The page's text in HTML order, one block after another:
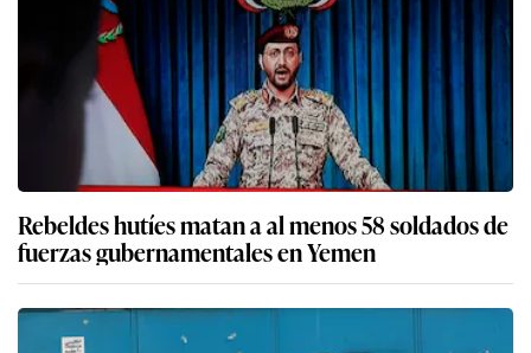
Rebeldes hutíes matan a al menos 58 soldados de
fuerzas gubernamentales en Yemen